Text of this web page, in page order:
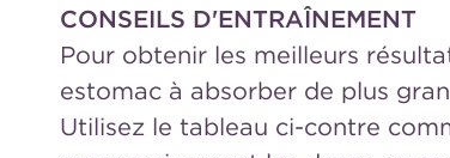
CONSEILS D'ENTRAÎNEMENT
Pour obtenir les meilleurs
estomac à absorber de plus
Utilisez le tableau ci-contre